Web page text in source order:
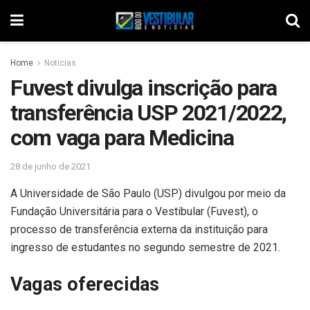
Home Noticias
Fuvest divulga inscrição para
transferência USP 2021/2022,
com vaga para Medicina
28 de junho de 2021
A Universidade de São Paulo (USP) divulgou por meio da
Fundação Universitária para o Vestibular (Fuvest), o
processo de transferência externa da instituição para
ingresso de estudantes no segundo semestre de 2021.
Vagas oferecidas